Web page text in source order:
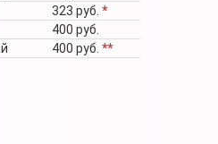
323 руб. *
400 руб.
400 руб. **